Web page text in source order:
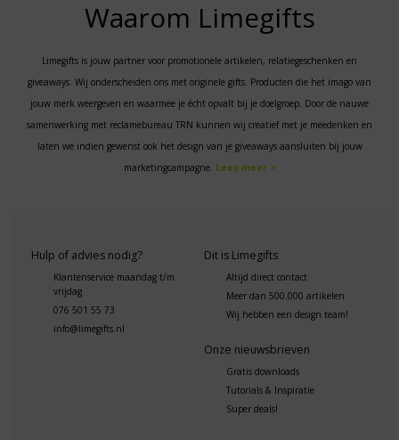
Waarom Limegifts
Limegifts is jouw partner voor promotionele artikelen, relatiegeschenken en
giveaways. Wij onderscheiden ons met originele gifts. Producten die het imago van
jouw merk weergeven en waarmee je écht opvalt bij je doelgroep. Door de nauwe
samenwerking met reclamebureau TRN kunnen wij creatief met je meedenken en
laten we indien gewenst ook het design van je giveaways aansluiten bij jouw
marketingcampagne. Lees meer >
Hulp of advies nodig?
Klantenservice maandag t/m
vrijdag
076 501 55 73
info@limegifts.nl
Dit is Limegifts
Altijd direct contact
Meer dan 500.000 artikelen
Wij hebben een design team!
Onze nieuwsbrieven
Gratis downloads
Tutorials & Inspiratie
Super deals!